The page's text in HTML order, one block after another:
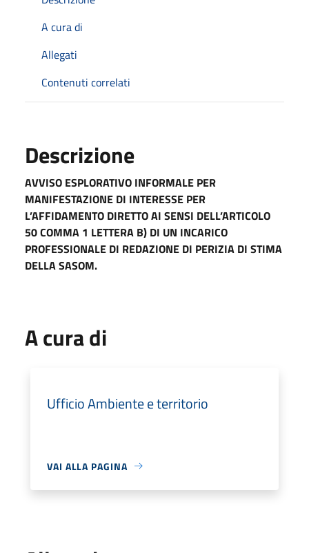
A cura di
Allegati
Contenuti correlati
Descrizione
AVVISO ESPLORATIVO INFORMALE PER
MANIFESTAZIONE DI INTERESSE PER
L’AFFIDAMENTO DIRETTO AI SENSI DELL’ARTICOLO
50 COMMA 1 LETTERA B) DI UN INCARICO
PROFESSIONALE DI REDAZIONE DI PERIZIA DI STIMA
DELLA SASOM.
A cura di
Ufficio Ambiente e territorio
VAI ALLA PAGINA